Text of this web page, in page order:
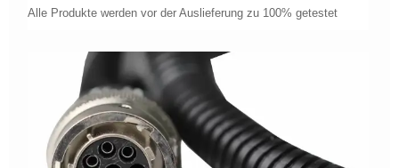
Alle Produkte werden vor der Auslieferung zu 100% getestet